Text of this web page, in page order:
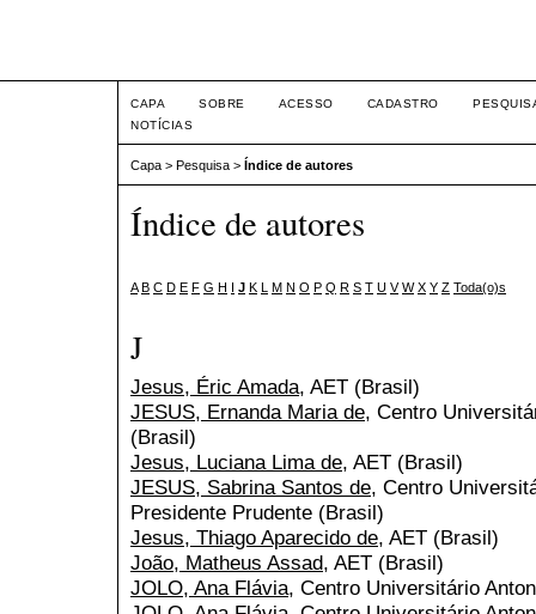
CAPA SOBRE ACESSO CADASTRO
NOTÍCIAS
Capa > Pesquisa > Índice de autores
Índice de autores
A B C D E F G H I J K L M N O P Q R S T U V W X Y Z Toda(o)s
J
Jesus, Éric Amada, AET (Brasil)
JESUS, Ernanda Maria de, Centro
(Brasil)
Jesus, Luciana Lima de, AET (Brasil)
JESUS, Sabrina Santos de, Centro
Presidente Prudente (Brasil)
Jesus, Thiago Aparecido de, AET (Brasil)
João, Matheus Assad, AET (Brasil)
JOLO, Ana Flávia, Centro Universitário